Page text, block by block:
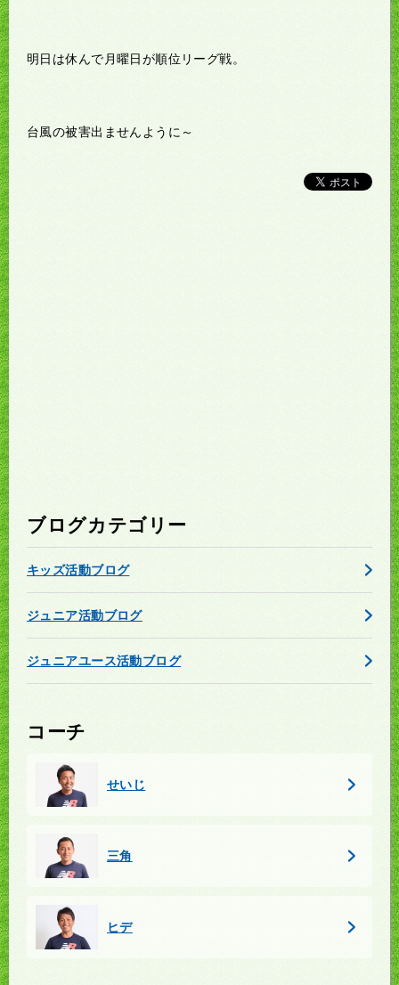
明日は休んで月曜日が順位リーグ戦。
台風の被害出ませんように～
ブログカテゴリー
キッズ活動ブログ
ジュニア活動ブログ
ジュニアユース活動ブログ
コーチ
せいじ
三角
ヒデ